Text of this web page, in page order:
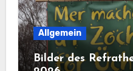
Allgemein
Bilder des